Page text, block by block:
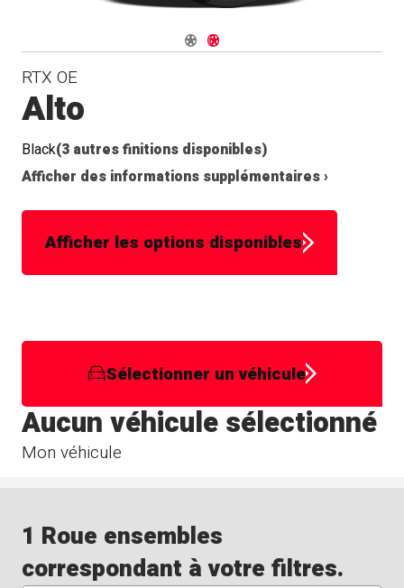
Navigate 1
Navigate 2
RTX OE
Alto
Black(3 autres finitions disponibles)
Afficher des informations supplémentaires ›
Afficher les options disponibles
Sélectionner un véhicule
Mon véhicule
Aucun véhicule sélectionné
1 Roue ensembles
correspondant à votre filtres.